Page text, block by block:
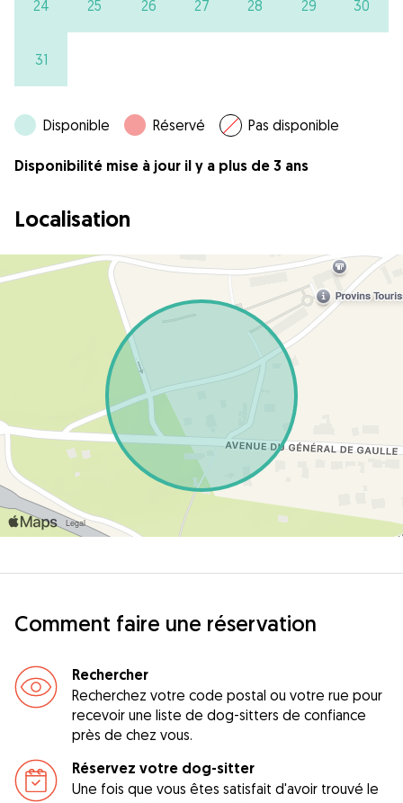
24 25 26 27 28 29 30
31
Disponible Réservé Pas disponible
Disponibilité mise à jour il y a plus de 3 ans
Localisation
Comment faire une réservation
Rechercher
Recherchez votre code postal ou votre rue pour
recevoir une liste de dog-sitters de confiance
près de chez vous.
Réservez votre dog-sitter
Une fois que vous êtes satisfait d'avoir trouvé le